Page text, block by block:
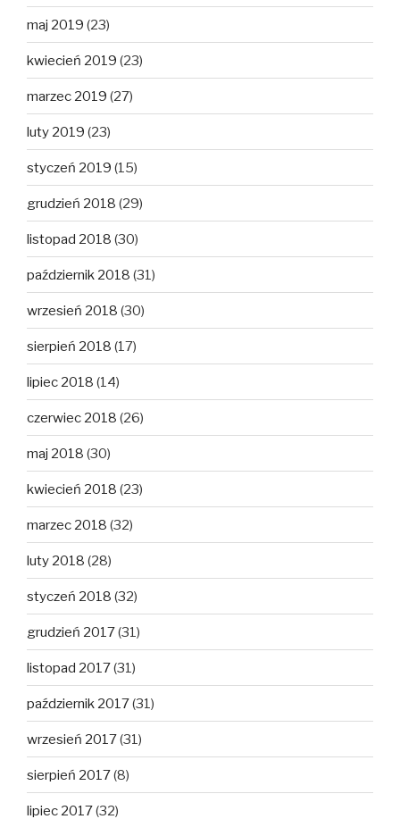
maj 2019 (23)
kwiecień 2019 (23)
marzec 2019 (27)
luty 2019 (23)
styczeń 2019 (15)
grudzień 2018 (29)
listopad 2018 (30)
październik 2018 (31)
wrzesień 2018 (30)
sierpień 2018 (17)
lipiec 2018 (14)
czerwiec 2018 (26)
maj 2018 (30)
kwiecień 2018 (23)
marzec 2018 (32)
luty 2018 (28)
styczeń 2018 (32)
grudzień 2017(31)
listopad 2017(31)
październik 2017(31)
wrzesień 2017(31)
sierpień 2017(8)
lipiec 2017(32)